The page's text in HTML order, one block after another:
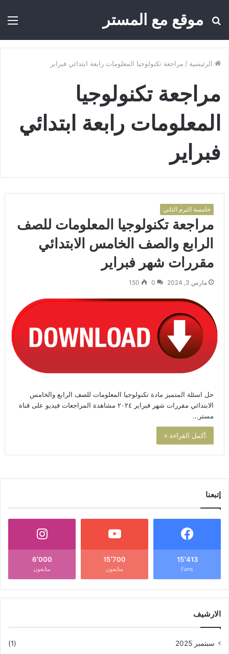
موقع مع المستر
بحث
الرئيسية / مراجعة تكنولوجيا المعلومات رابعة ابتدائي فبراير
مراجعة تكنولوجيا
المعلومات رابعة ابتدائي
فبراير
خامسة الترم الثاني
مراجعة تكنولوجيا المعلومات للصف
الرابع والصف الخامس الابتدائي
مقررات شهر فبراير
مارس 3, 2024 0
150
حل اسئلة المتميز مادة تكنولوجيا المعلومات للصف الرابع والخامس
الابتدائي مقررات شهر فبراير ٢٠٢٤ مشاهدة المراجعات فيديو على قناة
مستر…
أكمل القراءة »
إتبعنا
15٬413
Fans
15٬700
متابعون
6٬000
متابعون
الارشيف
سبتمبر 2025
(1)